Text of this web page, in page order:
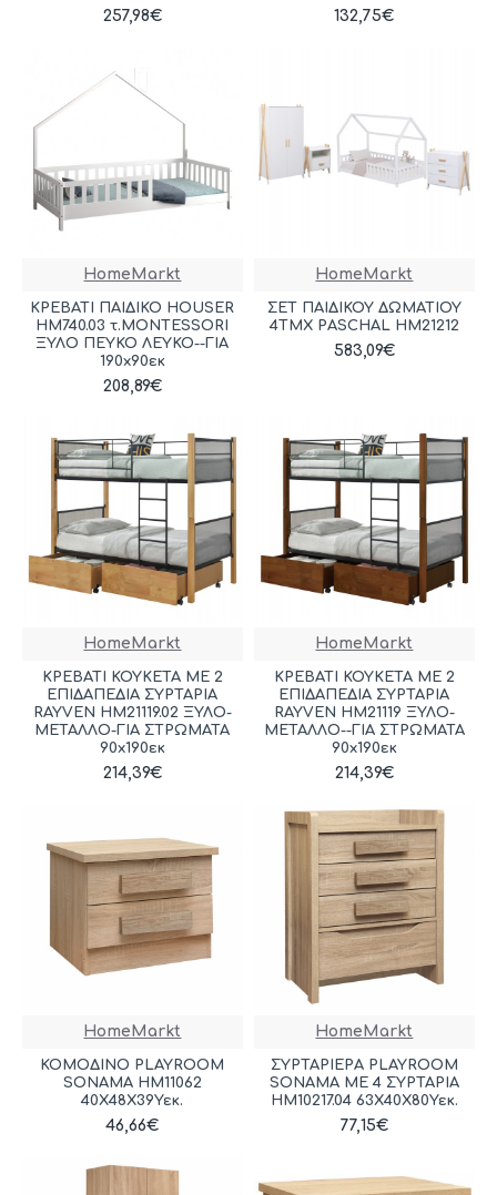
257,98€ 132,75€
HomeMarkt
ΚΡΕΒΑΤΙ ΠΑΙΔΙΚΟ HOUSER
HM740.03 τ.MONTESSORI
ΞΥΛΟ ΠΕΥΚΟ ΛΕΥΚΟ--ΓΙΑ
190x90εκ
208,89€
HomeMarkt
ΣΕΤ ΠΑΙΔΙΚΟΥ ΔΩΜΑΤΙΟΥ
4ΤΜΧ PASCHAL HM21212
583,09€
HomeMarkt
ΚΡΕΒΑΤΙ ΚΟΥΚΕΤΑ ΜΕ 2
ΕΠΙΔΑΠΕΔΙΑ ΣΥΡΤΑΡΙΑ
RAYVEN HM21119.02 ΞΥΛΟ-
ΜΕΤΑΛΛΟ-ΓΙΑ ΣΤΡΩΜΑΤΑ
90x190εκ
214,39€
HomeMarkt
ΚΡΕΒΑΤΙ ΚΟΥΚΕΤΑ ΜΕ 2
ΕΠΙΔΑΠΕΔΙΑ ΣΥΡΤΑΡΙΑ
RAYVEN HM21119 ΞΥΛΟ-
ΜΕΤΑΛΛΟ--ΓΙΑ ΣΤΡΩΜΑΤΑ
90x190εκ
214,39€
HomeMarkt
ΚΟΜΟΔΙΝΟ PLAYROOM
SONAMA HM11062
40Χ48Χ39Υεκ.
46,66€
HomeMarkt
ΣΥΡΤΑΡΙΕΡΑ PLAYROOM
SONAMA ΜΕ 4 ΣΥΡΤΑΡΙΑ
HM10217.04 63Χ40Χ80Υεκ.
77,15€